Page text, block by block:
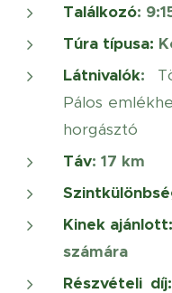
Találkozó:
Túra típusa:
Látnivalók:
Pálos
horgásztó
Táv: 17 km
Kinek ajánlott:
számára
Részvételi díj: